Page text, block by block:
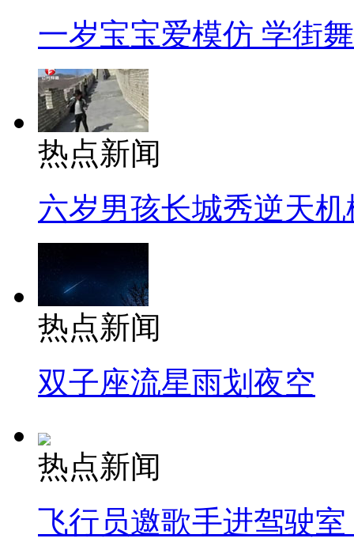
一岁宝宝爱模仿 学街
热点新闻
六岁男孩长城秀逆天机
热点新闻
双子座流星雨划夜空
热点新闻
飞行员邀歌手进驾驶